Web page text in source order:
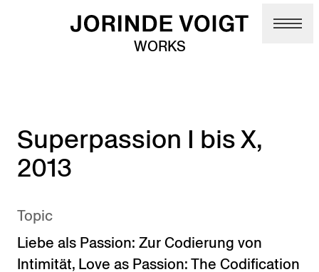
Skip to main content
WORKS
Superpassion I bis X,
2013
Topic
Liebe als Passion: Zur Codierung von
Intimität, Love as Passion: The Codification